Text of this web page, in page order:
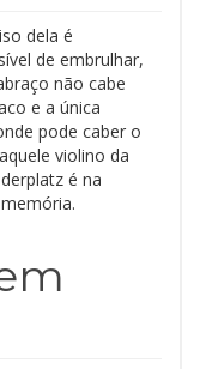
dela é
de embrulhar,
não cabe
e a única
pode caber o
violino da
é na